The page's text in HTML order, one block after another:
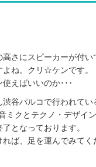
高さにスピーカーが付い
よね。クリ☆ケンです。
えばいいのか･･･
渋谷パルコで行われてい
ミクとテクノ・デザイ
となっております。
れば、足を運んでみてく